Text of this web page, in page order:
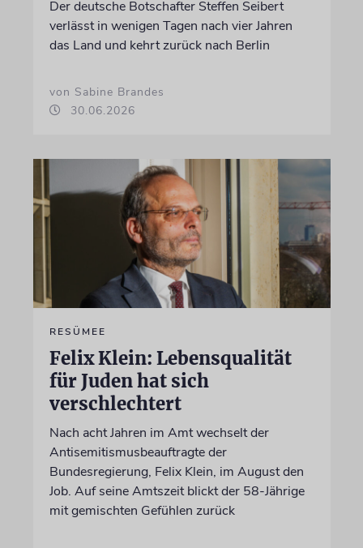
Der deutsche Botschafter Steffen Seibert
verlässt in wenigen Tagen nach vier Jahren
das Land und kehrt zurück nach Berlin
von Sabine Brandes
30.06.2026
RESÜMEE
Felix Klein: Lebensqualität
für Juden hat sich
verschlechtert
Nach acht Jahren im Amt wechselt der
Antisemitismusbeauftragte der
Bundesregierung, Felix Klein, im August den
Job. Auf seine Amtszeit blickt der 58-Jährige
mit gemischten Gefühlen zurück